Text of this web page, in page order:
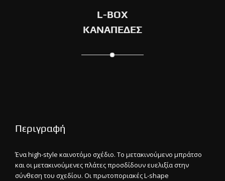
L-BOX
ΚΑΝΑΠΕΔΕΣ
Περιγραφή
Ένα high-style καινοτόμο σχέδιο. Το μετακινούμενο μπράτσο
και οι μετακινούμενες πλάτες προσδίδουν ευελιξία στην
σύνθεση του σχεδίου. Οι πρωτοποριακές L-shape